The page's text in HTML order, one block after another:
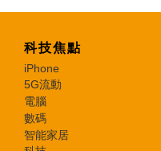
科技焦點
iPhone
5G流動
電腦
數碼
智能家居